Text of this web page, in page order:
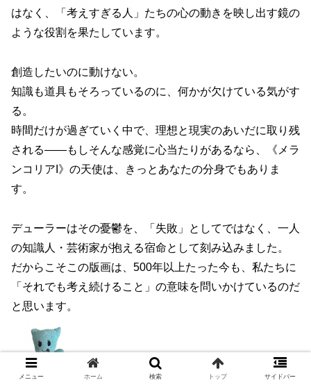
はなく、「考えすぎる人」たちの心の動きを映し出す鏡の
ような役割を果たしています。
創造したいのに動けない。
知識も道具もそろっているのに、何かが欠けている気がす
る。
時間だけが過ぎていく中で、理想と現実のあいだに取り残
される――もしそんな感覚に心当たりがあるなら、《メラ
ンコリアI》の天使は、きっとあなたの分身でもありま
す。
デューラーはその憂鬱を、「失敗」としてではなく、一人
の知識人・芸術家が抱える宿命として刻み込みました。
だからこそこの版画は、500年以上たった今も、私たちに
「それでも考え続けること」の意味を問いかけているのだ
と思います。
さりすぎる
分だけじ
メニュー ホーム 検索 トップ サイドバー